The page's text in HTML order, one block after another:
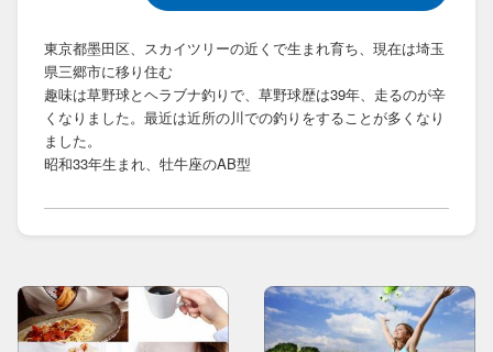
東京都墨田区、スカイツリーの近くで生まれ育ち、現在は埼玉
県三郷市に移り住む
趣味は草野球とヘラブナ釣りで、草野球歴は39年、走るのが辛
くなりました。最近は近所の川での釣りをすることが多くなり
ました。
昭和33年生まれ、牡牛座のAB型